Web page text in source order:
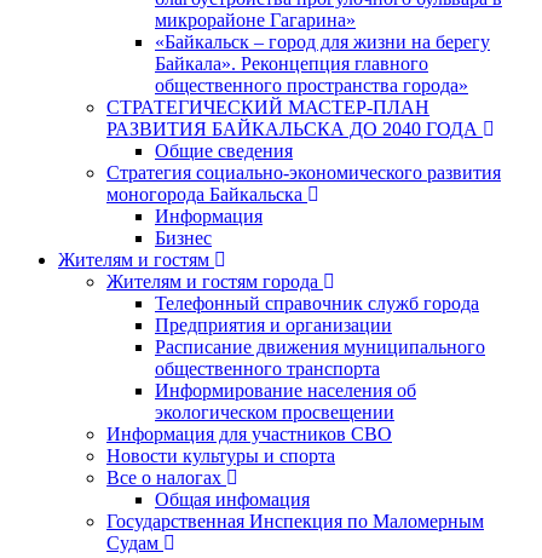
микрорайоне Гагарина»
«Байкальск – город для жизни на берегу
Байкала». Реконцепция главного
общественного пространства города»
СТРАТЕГИЧЕСКИЙ МАСТЕР-ПЛАН
РАЗВИТИЯ БАЙКАЛЬСКА ДО 2040 ГОДА
Общие сведения
Стратегия социально-экономического развития
моногорода Байкальска
Информация
Бизнес
Жителям и гостям
Жителям и гостям города
Телефонный справочник служб города
Предприятия и организации
Расписание движения муниципального
общественного транспорта
Информирование населения об
экологическом просвещении
Информация для участников СВО
Новости культуры и спорта
Все о налогах
Общая инфомация
Государственная Инспекция по Маломерным
Судам